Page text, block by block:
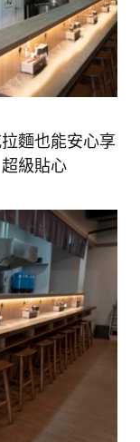
麵也能安心享
級貼心